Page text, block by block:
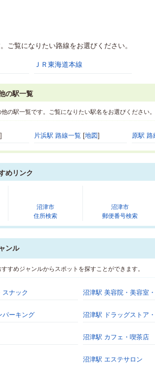
ご覧になりたい路線をお選びください。
ＪＲ東海道本線
の駅一覧
の駅一覧です。ご覧になりたい駅名をお選びください。
] 片浜駅 路線一覧 [地図] 原駅 路
めリンク
沼津市
住所検索
沼津市
郵便番号検索
ンル
すめジャンルからスポットを探すことができます。
スナック 沼津駅 美容院・美容室
パーキング 沼津駅 ドラッグストア
沼津駅 カフェ・喫茶店
沼津駅 エステサロン